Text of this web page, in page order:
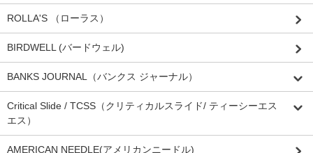
ROLLA'S （ローラス）
BIRDWELL (バードウェル)
BANKS JOURNAL（バンクス ジャーナル）
Critical Slide / TCSS（クリティカルスライド/ ティーシーエス
エス）
AMERICAN NEEDLE(アメリカンニードル)